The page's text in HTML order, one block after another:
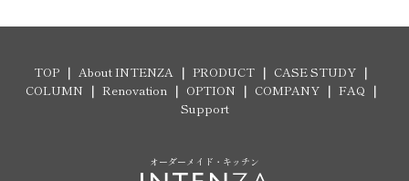
TOP About INTENZA PRODUCT
CASE STUDY
COLUMN
Renovation OPTION COMPANY
FAQ
Support
オーダーメイド・キッチン